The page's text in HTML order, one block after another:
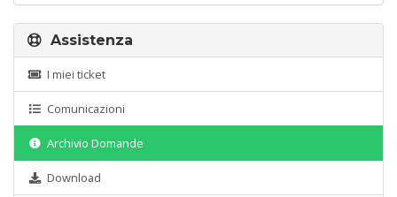
Assistenza
I miei ticket
Comunicazioni
Archivio Domande
Download